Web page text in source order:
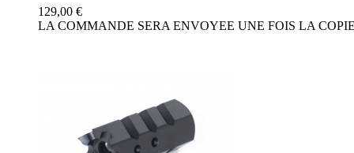
129,00 €
LA COMMANDE SERA ENVOYEE UNE FOIS LA